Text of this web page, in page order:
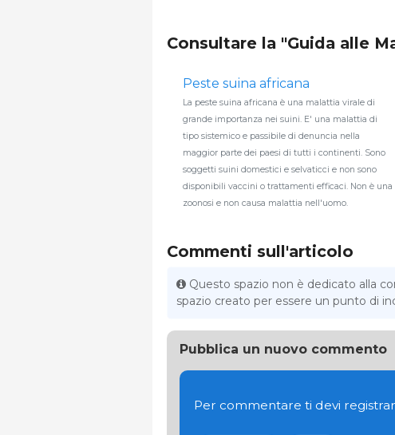
Consultare la "Guida alle
Peste suina africana
La peste suina africana è una malattia virale di
grande importanza nei suini. E' una malattia di
tipo sistemico e passibile di denuncia nella
maggior parte dei paesi di tutti i continenti. Sono
soggetti suini domestici e selvaticci e non sono
disponibili vaccini o trattamenti efficaci. Non è una
zoonosi e non causa malattia nell'uomo.
Commenti sull'articolo
Questo spazio non è dedicato alla
spazio creato per essere un punto di
Pubblica un nuovo commento
Per commentare ti devi